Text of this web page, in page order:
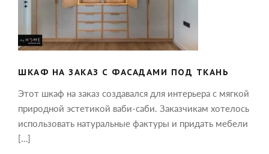
ТКАНЬ
ШКАФ НА ЗАКАЗ С ФАСАДАМИ ПОД ТКАНЬ
Этот шкаф на заказ создавался для интерьера с мягкой
природной эстетикой ваби-саби. Заказчикам хотелось
использовать натуральные фактуры и придать мебели
[…]